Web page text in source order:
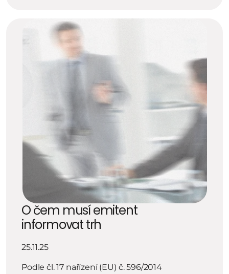
O čem musí emitent
informovat trh
25.11.25
Podle čl. 17 nařízení (EU) č. 596/2014